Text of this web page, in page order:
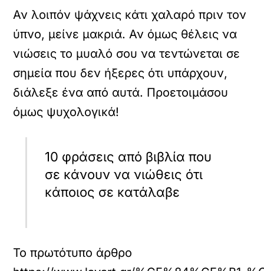
Αν λοιπόν ψάχνεις κάτι χαλαρό πριν τον
ύπνο, μείνε μακριά. Αν όμως θέλεις να
νιώσεις το μυαλό σου να τεντώνεται σε
σημεία που δεν ήξερες ότι υπάρχουν,
διάλεξε ένα από αυτά. Προετοιμάσου
όμως ψυχολογικά!
10 φράσεις από βιβλία που
σε κάνουν να νιώθεις ότι
κάποιος σε κατάλαβε
Το πρωτότυπο άρθρο